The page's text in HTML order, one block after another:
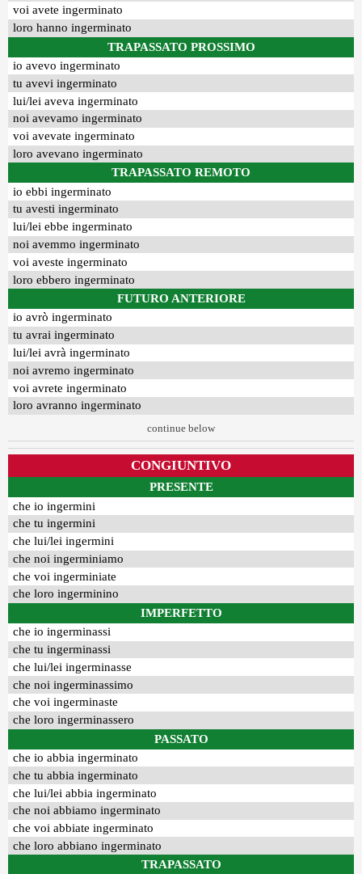
voi avete ingerminato
loro hanno ingerminato
TRAPASSATO PROSSIMO
io avevo ingerminato
tu avevi ingerminato
lui/lei aveva ingerminato
noi avevamo ingerminato
voi avevate ingerminato
loro avevano ingerminato
TRAPASSATO REMOTO
io ebbi ingerminato
tu avesti ingerminato
lui/lei ebbe ingerminato
noi avemmo ingerminato
voi aveste ingerminato
loro ebbero ingerminato
FUTURO ANTERIORE
io avrò ingerminato
tu avrai ingerminato
lui/lei avrà ingerminato
noi avremo ingerminato
voi avrete ingerminato
loro avranno ingerminato
continue below
CONGIUNTIVO
PRESENTE
che io ingermini
che tu ingermini
che lui/lei ingermini
che noi ingerminiamo
che voi ingerminiate
che loro ingerminino
IMPERFETTO
che io ingerminassi
che tu ingerminassi
che lui/lei ingerminasse
che noi ingerminassimo
che voi ingerminaste
che loro ingerminassero
PASSATO
che io abbia ingerminato
che tu abbia ingerminato
che lui/lei abbia ingerminato
che noi abbiamo ingerminato
che voi abbiate ingerminato
che loro abbiano ingerminato
TRAPASSATO